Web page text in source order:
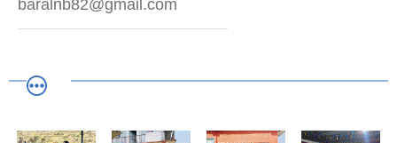
baralnb82@gmail.com